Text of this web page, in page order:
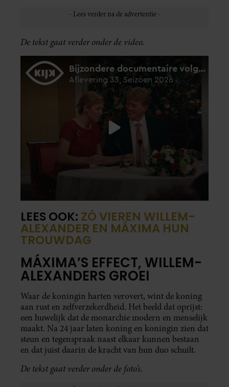
De tekst gaat verder onder de video.
LEES OOK: ZÓ VIEREN WILLEM-
ALEXANDER EN MÁXIMA HUN
TROUWDAG
MÁXIMA’S EFFECT, WILLEM-
ALEXANDERS GROEI
Waar de koningin harten verovert, wint de koning
aan rust en zelfverzekerdheid. Het beeld dat oprijst:
een huwelijk dat de monarchie modern en menselijk
maakt. Na 24 jaar laten koning en koningin zien dat
steun en tegenspraak naast elkaar kunnen bestaan
en dat juist daarin de kracht van hun duo schuilt.
De tekst gaat verder onder de foto’s.